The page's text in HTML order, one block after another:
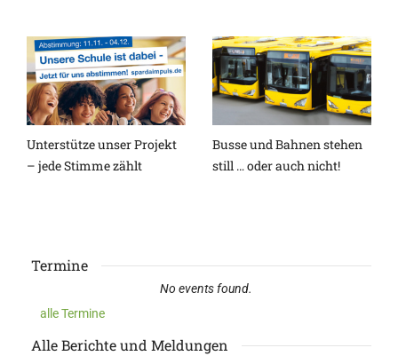
Unterstütze unser Projekt
– jede Stimme zählt
Busse und Bahnen stehen
still … oder auch nicht!
Termine
No events found.
alle Termine
Alle Berichte und Meldungen